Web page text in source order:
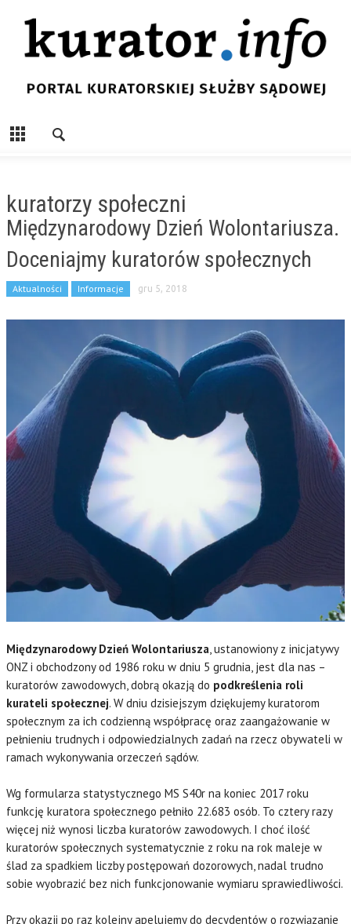
kuratorzy społeczni
Międzynarodowy Dzień Wolontariusza.
Doceniajmy kuratorów społecznych
Aktualności Informacje gru 5, 2018
Międzynarodowy Dzień Wolontariusza, ustanowiony z inicjatywy
ONZ i obchodzony od 1986 roku w dniu 5 grudnia, jest dla nas –
kuratorów zawodowych, dobrą okazją do podkreślenia roli
kurateli społecznej. W dniu dzisiejszym dziękujemy kuratorom
społecznym za ich codzienną współpracę oraz zaangażowanie w
pełnieniu trudnych i odpowiedzialnych zadań na rzecz obywateli w
ramach wykonywania orzeczeń sądów.
Wg formularza statystycznego MS S40r na koniec 2017 roku
funkcję kuratora społecznego pełniło 22.683 osób. To cztery razy
więcej niż wynosi liczba kuratorów zawodowych. I choć ilość
kuratorów społecznych systematycznie z roku na rok maleje w
ślad za spadkiem liczby postępowań dozorowych, nadal trudno
sobie wyobrazić bez nich funkcjonowanie wymiaru sprawiedliwości.
Przy okazji po raz kolejny apelujemy do decydentów o rozwiązanie